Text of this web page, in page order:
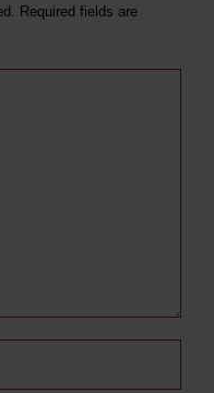
Required fields are